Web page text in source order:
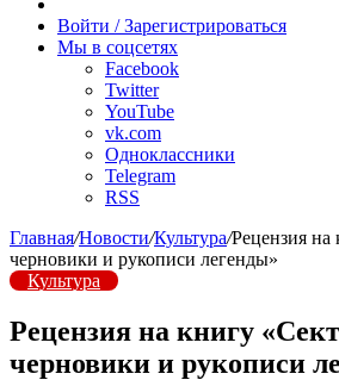
радио
Войти / Зарегистрироваться
Мы в соцсетях
Facebook
Twitter
YouTube
vk.com
Одноклассники
Telegram
RSS
Главная/Новости/Культура/Рецензия на
черновики и рукописи легенды»
Культура
Рецензия на книгу
черновики и рукописи